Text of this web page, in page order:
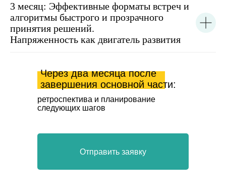
3 месяц: Эффективные форматы встреч и
алгоритмы быстрого и прозрачного
принятия решений.
Напряженность как двигатель развития
Отправить заявку
Через два месяца после
завершения основной части:
ретроспектива и планирование
следующих шагов